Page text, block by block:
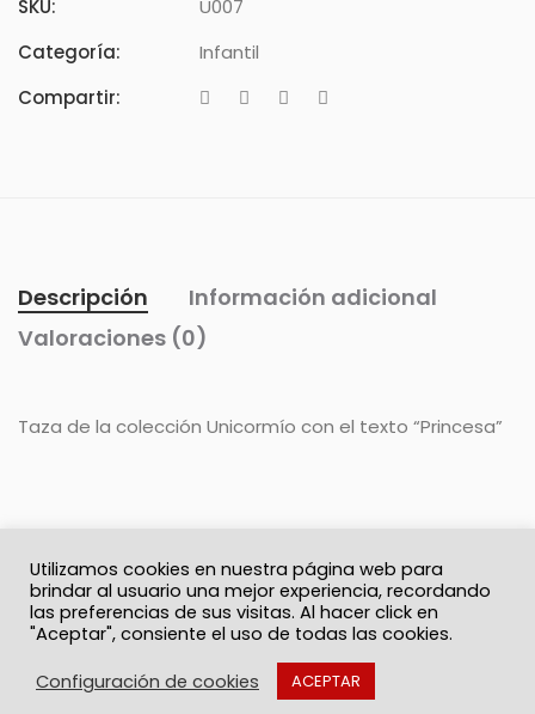
SKU:
U007
Categoría:
Infantil
Compartir:
Descripción
Información adicional
Valoraciones (0)
Taza de la colección Unicormío con el texto “Princesa”
© 2026 Solo Recuerdos
Política de privacidad Términos y Condiciones
Utilizamos cookies en nuestra página web para
brindar al usuario una mejor experiencia, recordando
las preferencias de sus visitas. Al hacer click en
"Aceptar", consiente el uso de todas las cookies.
Configuración de cookies
ACEPTAR